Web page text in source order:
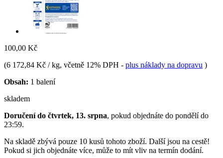
100,00 Kč
(6 172,84 Kč / kg, včetně 12% DPH - plus náklady na dopravu )
Obsah: 1 balení
skladem
Doručení do čtvrtek, 13. srpna, pokud objednáte do pondělí do
23:59.
Na skladě zbývá pouze 10 kusů tohoto zboží. Další jsou na cestě!
Pokud si jich objednáte více, může to mít vliv na termín dodání.